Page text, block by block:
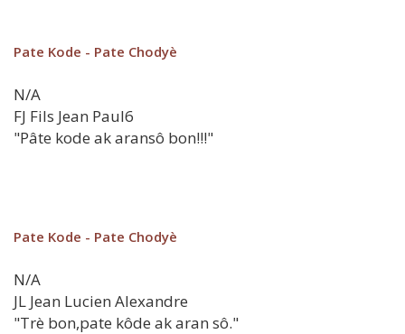
Pate Kode - Pate Chodyè
N/A
FJ Fils Jean Paul6
"Pâte kode ak aransô bon!!!"
Pate Kode - Pate Chodyè
N/A
JL Jean Lucien Alexandre
"Trè bon,pate kôde ak aran sô."